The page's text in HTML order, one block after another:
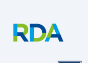
Bremervörde
Coburg